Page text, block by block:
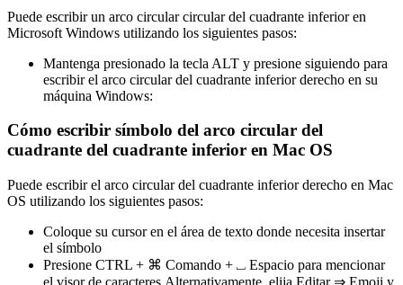
Puede escribir un arco circular circular del cuadrante inferior en
Microsoft Windows utilizando los siguientes pasos:
Mantenga presionado la tecla ALT y presione siguiendo para
escribir el arco circular del cuadrante inferior derecho en su
máquina Windows:
Cómo escribir símbolo del arco circular del
cuadrante del cuadrante inferior en Mac OS
Puede escribir el arco circular del cuadrante inferior derecho en Mac
OS utilizando los siguientes pasos:
Coloque su cursor en el área de texto donde necesita insertar
el símbolo
Presione CTRL + ⌘ Comando + ⎵ Espacio para mencionar